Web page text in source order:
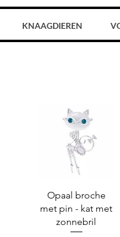
KNAAGDIEREN
Snel overzicht
Opaal broche
met pin - kat met
zonnebril